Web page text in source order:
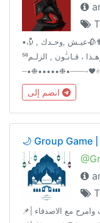
•ابتسم دائما حتى يحتار الناس في فهمـڪ ✟🥀عيـﺶ ,وحـدك , עًْْ،
تـضل . عـايش , حـلـم, انتهۂ . زلـمهہ ، وهـذا ، قـانـَٰون , الزلـم⁵⁶
┈┈‏•❉•••••❉•┈‌‏┈-🖤𓂇| ADMIN : - @HPHP7-🖤𓂇| ADMIN : -
@S_77_8
🌙 Group Game |
📌| شعار المجموعة:🤹‍♂| العب وامرح مع الاصدقاء•┈┈••✦✿✦••┈┈•